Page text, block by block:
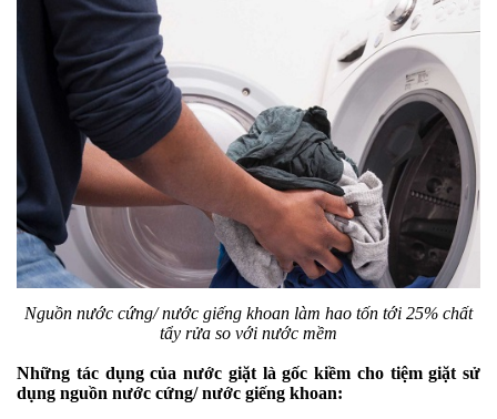
Nguồn nước cứng/ nước giếng khoan làm hao tốn tới 25% chất
tẩy rửa so với nước mềm
Những tác dụng của nước giặt là gốc kiềm cho tiệm giặt sử
dụng nguồn nước cứng/ nước giếng khoan: